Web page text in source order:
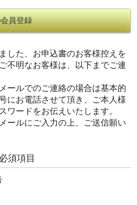
した、お申込書のお客様控えを
不明なお客様は、以下までご連
ールでのご連絡の場合は基本的
にお電話させて頂き、ご本人様
ワードをお伝えいたします。
ールにご入力の上、ご送信願い
須項目